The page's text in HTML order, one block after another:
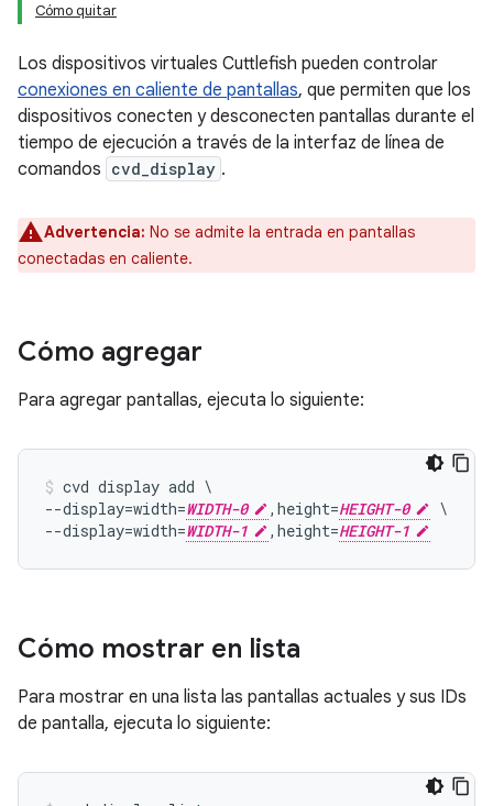
Cómo quitar
Los dispositivos virtuales Cuttlefish pueden controlar
conexiones en caliente de pantallas, que permiten que los
dispositivos conecten y desconecten pantallas durante el
tiempo de ejecución a través de la interfaz de línea de
comandos cvd_display .
Advertencia: No se admite la entrada en pantallas
conectadas en caliente.
Cómo agregar
Para agregar pantallas, ejecuta lo siguiente:
cvd display add \
--display=width=WIDTH-0 ,height=HEIGHT-0
\
--display=width=WIDTH-1 ,height=HEIGHT-1
Cómo mostrar en lista
Para mostrar en una lista las pantallas actuales y sus IDs
de pantalla, ejecuta lo siguiente: